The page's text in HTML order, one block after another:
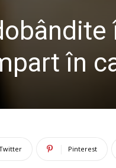
în
Pinterest